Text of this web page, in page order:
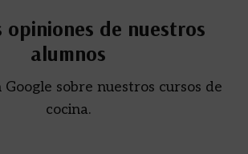
opiniones de nuestros
alumnos
Google sobre nuestros cursos de
cocina.